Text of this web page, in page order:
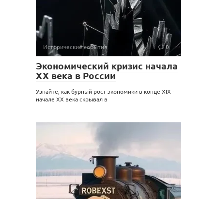
Исторические события 0
Экономический кризис начала
XX века в России
Узнайте, как бурный рост экономики в конце XIX -
начале XX века скрывал в